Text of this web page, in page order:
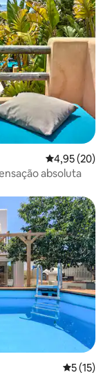
4,95 de uma
4,95 (20)
absoluta
5 de uma
5 (15)